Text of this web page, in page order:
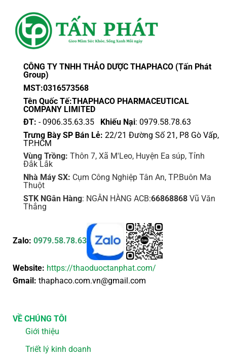
chọn
thể
chọn
trang
phẩm
thể
được
trang
phẩm
CÔNG TY TNHH THẢO DƯỢC THAPHACO (Tấn Phát
Group)
MST:0316573568
Tên Quốc Tế:THAPHACO PHARMACEUTICAL
COMPANY LIMITED
ĐT: - 0906.35.63.35 Khiếu Nại: 0979.58.78.63
Trưng Bày SP Bán Lẻ: 22/21 Đường Số 21, P8 Gò Vấp,
TP.HCM
Vùng Trồng: Thôn 7, Xã M'Leo, Huyện Ea súp, Tỉnh
Đắk Lắk
Nhà Máy SX: Cụm Công Nghiệp Tân An, TP.Buôn Ma
Thuột
STK NGân Hàng: NGÂN HÀNG ACB:66868868Vũ Văn
Thắng
Zalo: 0979.58.78.63
Website: https://thaoduoctanphat.com/
Gmail: thaphaco.com.vn@gmail.com
VỀ CHÚNG TÔI
Giới thiệu
Triết lý kinh doanh